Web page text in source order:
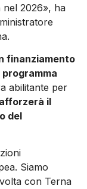
nel 2026», ha
finanziamento
programma
abilitante per
il
del
Siamo
con Terna